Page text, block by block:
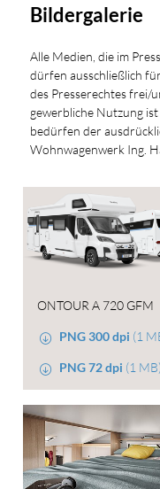
Bildergalerie
Alle Medien, die im
dürfen ausschließlich
des Presserechtes frei/
gewerbliche Nutzung
bedürfen der
Wohnwagenwerk Ing.
ONTOUR A 720 GFM
PNG 300 dpi (1
PNG 72 dpi (1 MB)